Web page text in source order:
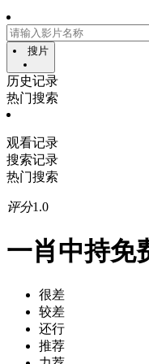
搜片
历史记录
热门搜索
观看记录
搜索记录
热门搜索
评分1.0
一肖中持免
很差
较差
还行
推荐